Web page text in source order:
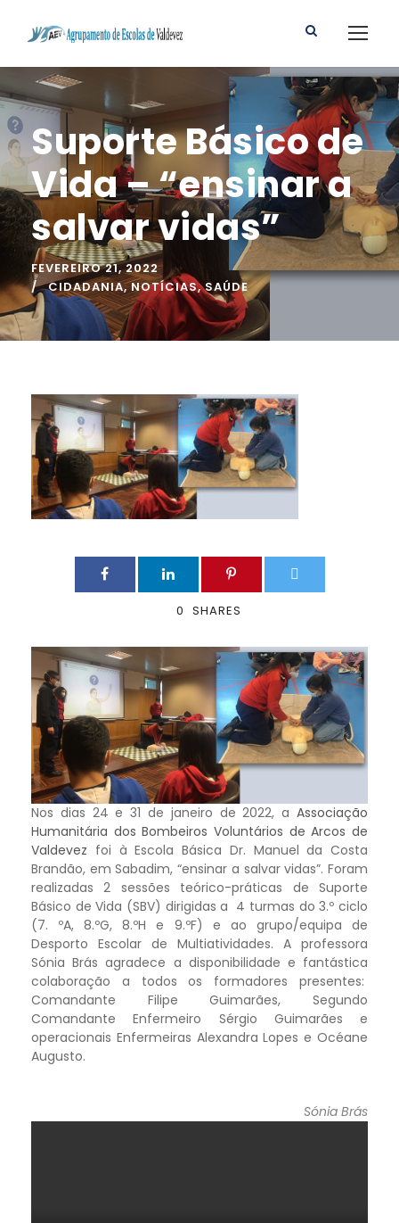
Suporte Básico de
Vida – “ensinar a
salvar vidas”
FEVEREIRO 21, 2022
CIDADANIA, NOTÍCIAS, SAÚDE
0 SHARES
Nos dias 24 e 31 de janeiro de 2022, a Associação
Humanitária dos Bombeiros Voluntários de Arcos de
Valdevez foi à Escola Básica Dr. Manuel da Costa
Brandão, em Sabadim, “ensinar a salvar vidas”. Foram
realizadas 2 sessões teórico-práticas de Suporte
Básico de Vida (SBV) dirigidas a 4 turmas do 3.º ciclo
(7. ºA, 8.ºG, 8.ºH e 9.ºF) e ao grupo/equipa de
Desporto Escolar de Multiatividades. A professora
Sónia Brás agradece a disponibilidade e fantástica
colaboração a todos os formadores presentes:
Comandante Filipe Guimarães, Segundo
Comandante Enfermeiro Sérgio Guimarães e
operacionais Enfermeiras Alexandra Lopes e Océane
Augusto.
Sónia Brás